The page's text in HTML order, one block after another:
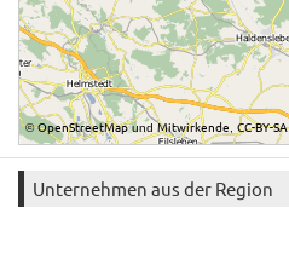
©OpenStreetMapund Mitwirkende CC-BY-SA
Unternehmen aus der Region